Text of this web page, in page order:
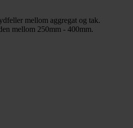
mellom aggregat og tak.
mellom 250mm - 400mm.